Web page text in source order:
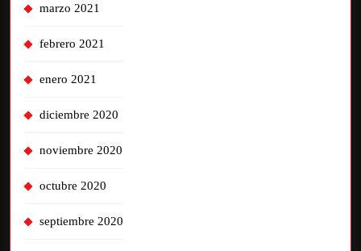
marzo 2021
febrero 2021
enero 2021
diciembre 2020
noviembre 2020
octubre 2020
septiembre 2020